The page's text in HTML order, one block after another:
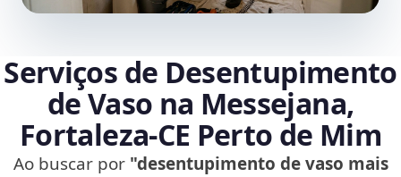
Serviços de Desentupimento
de Vaso na Messejana,
Fortaleza‑CE Perto de Mim
Ao buscar por "desentupimento de vaso mais